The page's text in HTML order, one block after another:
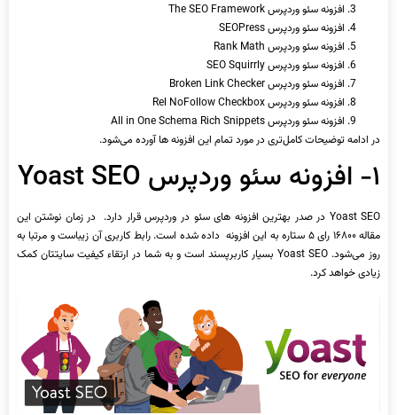
افزونه سئو وردپرس The SEO Framework
افزونه سئو وردپرس SEOPress
افزونه سئو وردپرس Rank Math
افزونه سئو وردپرس SEO Squirrly
افزونه سئو وردپرس Broken Link Checker
افزونه سئو وردپرس Rel NoFollow Checkbox
افزونه سئو وردپرس All in One Schema Rich Snippets
در ادامه توضیحات کامل‌تری در مورد تمام این افزونه ‌ها آورده می‌شود.
۱- افزونه سئو وردپرس Yoast SEO
Yoast SEO در صدر بهترین افزونه ‌های سئو در وردپرس قرار دارد. در زمان نوشتن این
مقاله ۱۶۸۰۰ رای ۵ ستاره به این افزونه داده شده است. رابط کاربری آن زیباست و مرتبا به
روز می‌شود. Yoast SEO بسیار کاربرپسند است و به شما در ارتقاء کیفیت سایتتان کمک
زیادی خواهد کرد.